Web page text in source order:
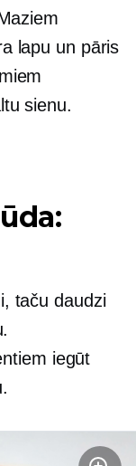
lapu un pāris
sienu.
taču daudzi
iegūt